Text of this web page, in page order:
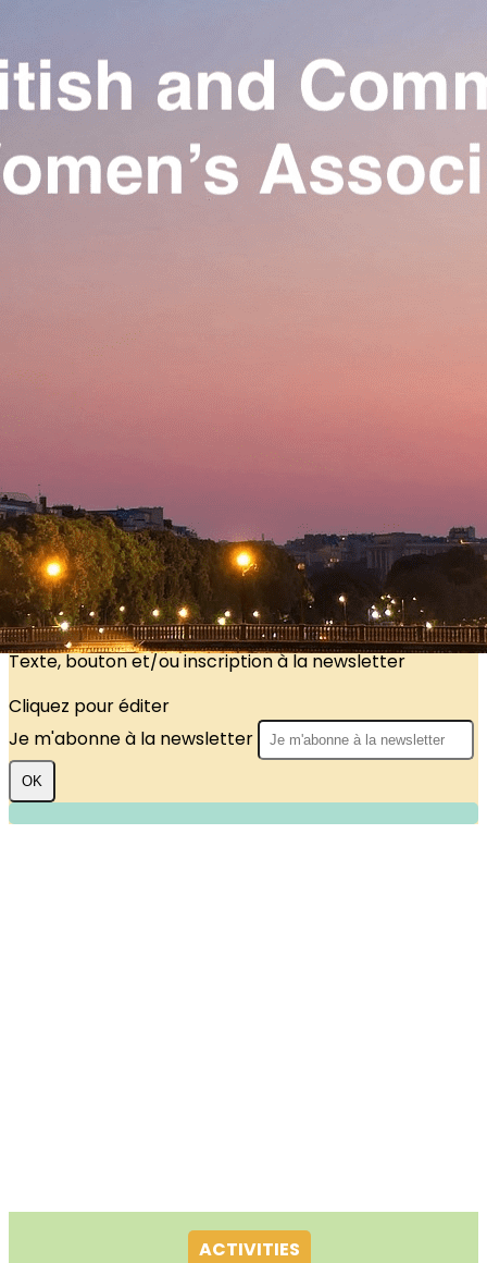
Exporter uniquement les colonnes affichées
Ajoutez un logo, un bouton, des réseaux sociaux
Our Association
Activities
Join us
?>
Images de la page d'accueil
Cliquez pour éditer
Texte, bouton et/ou inscription à la newsletter
Cliquez pour éditer
Je m'abonne à la newsletter
OK
ACTIVITIES